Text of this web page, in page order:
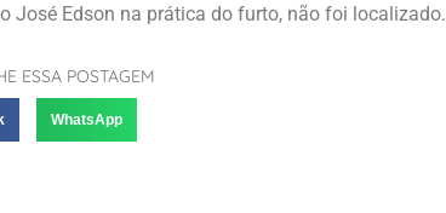
José Edson na prática do furto, não foi localizado.
ESSA POSTAGEM
WhatsApp